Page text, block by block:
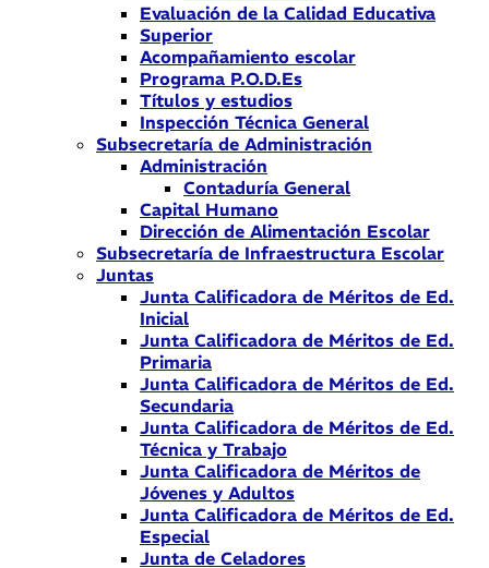
Evaluación de la Calidad Educativa
Superior
Acompañamiento escolar
Programa P.O.D.Es
Títulos y estudios
Inspección Técnica General
Subsecretaría de Administración
Administración
Contaduría General
Capital Humano
Dirección de Alimentación Escolar
Subsecretaría de Infraestructura Escolar
Juntas
Junta Calificadora de Méritos de Ed.
Inicial
Junta Calificadora de Méritos de Ed.
Primaria
Junta Calificadora de Méritos de Ed.
Secundaria
Junta Calificadora de Méritos de Ed.
Técnica y Trabajo
Junta Calificadora de Méritos de
Jóvenes y Adultos
Junta Calificadora de Méritos de Ed.
Especial
Junta de Celadores